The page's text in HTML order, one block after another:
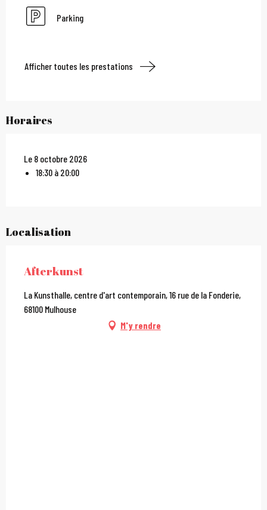
Parking
Afficher toutes les prestations
Horaires
Le 8 octobre 2026
18:30 à 20:00
Localisation
Afterkunst
La Kunsthalle, centre d'art contemporain, 16 rue de la Fonderie,
68100 Mulhouse
M'y rendre